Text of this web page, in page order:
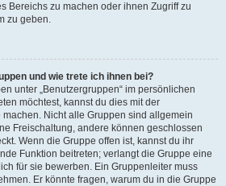
Bereichs zu machen oder ihnen Zugriff zu
zu geben.
und wie trete ich ihnen bei?
unter „Benutzergruppen“ im persönlichen
möchtest, kannst du dies mit der
Nicht alle Gruppen sind allgemein
Freischaltung, andere können geschlossen
Wenn die Gruppe offen ist, kannst du ihr
Funktion beitreten; verlangt die Gruppe eine
für sie bewerben. Ein Gruppenleiter muss
Er könnte fragen, warum du in die Gruppe